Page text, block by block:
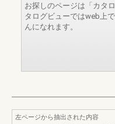
お探しのページは「カタ
タログビューではweb上
んになれます。
左ページから抽出された内容